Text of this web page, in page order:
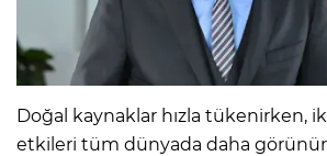
Doğal kaynaklar hızla tükenirken,
etkileri tüm dünyada daha